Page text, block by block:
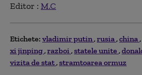
Editor : M.C
Etichete: vladimir putin rusia china
xi jinping razboi statele unite
vizita de stat stramtoarea ormuz